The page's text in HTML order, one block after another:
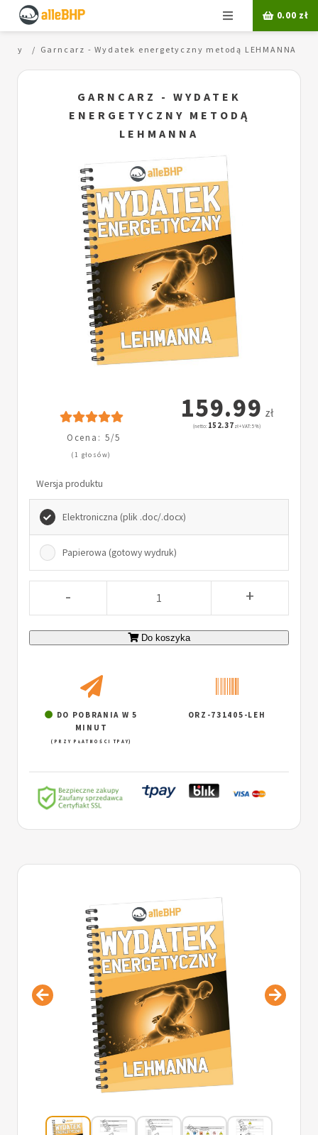
Menu 0.00 zł
Garncarz - Wydatek energetyczny metodą LEHMANNA
GARNCARZ - WYDATEK
ENERGETYCZNY METODĄ
LEHMANNA
Ocena: 5/5
(1 głosów)
159.99 zł
(netto: 152.37 zł + VAT: 5%)
Wersja produktu
Elektroniczna (plik .doc/.docx)
Papierowa (gotowy wydruk)
- +
Do koszyka
DO POBRANIA W 5
MINUT
(PRZY PŁATNOŚCI TPAY)
ORZ-731405-LEH